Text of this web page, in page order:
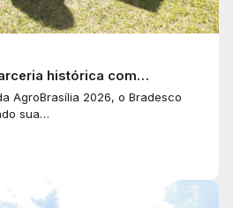
histórica com…
AgroBrasília 2026, o Bradesco
sua…